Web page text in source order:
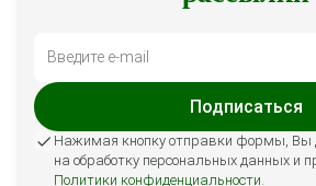
Подписаться
Нажимая кнопку отправки формы, Вы
на обработку персональных данных и
Политики конфиденциальности.